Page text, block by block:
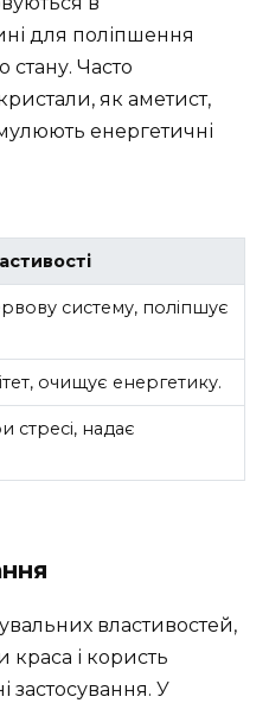
для поліпшення
стану. Часто
як аметист,
енергетичні
систему, поліпшує
очищує енергетику.
стресі, надає
властивостей,
краса і користь
застосування. У